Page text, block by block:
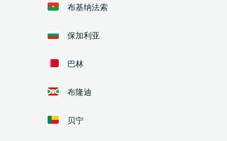
布基纳法索
保加利亚
巴林
布隆迪
贝宁